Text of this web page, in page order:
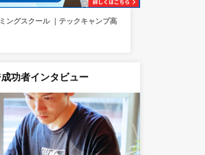
ングスクール ｜テックキャンプ高
功者インタビュー